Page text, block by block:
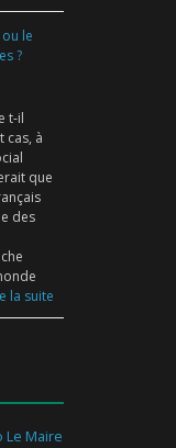
le
?
t-il
cas, à
que
des
la suite
Le Maire